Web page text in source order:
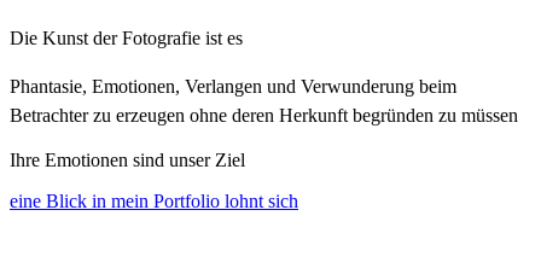
Die Kunst der Fotografie ist es
Phantasie, Emotionen, Verlangen und Verwunderung beim
Betrachter zu erzeugen ohne deren Herkunft begründen zu müssen
Ihre Emotionen sind unser Ziel
eine Blick in mein Portfolio lohnt sich